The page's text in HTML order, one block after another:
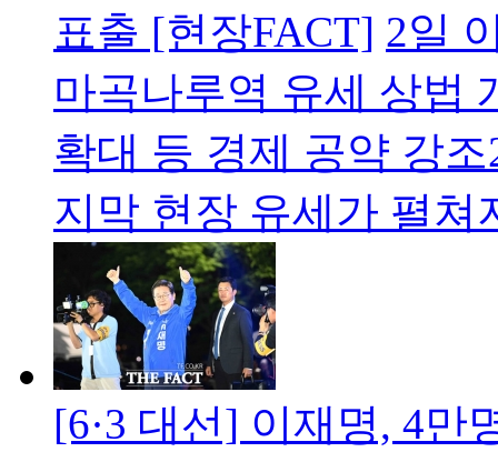
표출 [현장FACT] 2일
마곡나루역 유세 상법
확대 등 경제 공약 강
지막 현장 유세가 펼쳐
[6·3 대선] 이재명, 4